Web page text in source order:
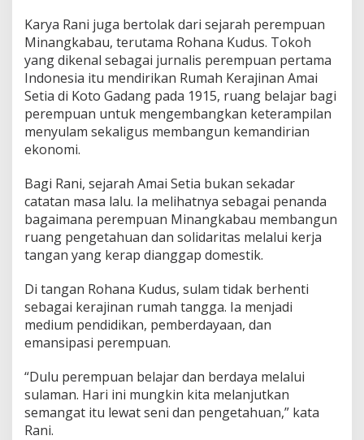
Karya Rani juga bertolak dari sejarah perempuan
Minangkabau, terutama Rohana Kudus. Tokoh
yang dikenal sebagai jurnalis perempuan pertama
Indonesia itu mendirikan Rumah Kerajinan Amai
Setia di Koto Gadang pada 1915, ruang belajar bagi
perempuan untuk mengembangkan keterampilan
menyulam sekaligus membangun kemandirian
ekonomi.
Bagi Rani, sejarah Amai Setia bukan sekadar
catatan masa lalu. Ia melihatnya sebagai penanda
bagaimana perempuan Minangkabau membangun
ruang pengetahuan dan solidaritas melalui kerja
tangan yang kerap dianggap domestik.
Di tangan Rohana Kudus, sulam tidak berhenti
sebagai kerajinan rumah tangga. Ia menjadi
medium pendidikan, pemberdayaan, dan
emansipasi perempuan.
“Dulu perempuan belajar dan berdaya melalui
sulaman. Hari ini mungkin kita melanjutkan
semangat itu lewat seni dan pengetahuan,” kata
Rani.